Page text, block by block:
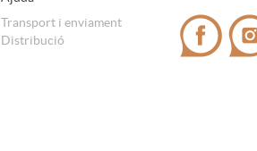
Transport i enviament
Distribució